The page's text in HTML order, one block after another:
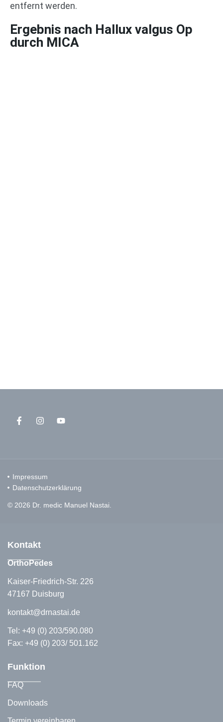
entfernt werden.
Ergebnis nach Hallux valgus Op
durch MICA
Impressum
Datenschutzerklärung
© 2026 Dr. medic Manuel Nastai.
Kontakt
OrthoPedes
Kaiser-Friedrich-Str. 226
47167 Duisburg
kontakt@drnastai.de
Tel: +49 (0) 203/590.080
Fax: +49 (0) 203/ 501.162
Funktion
FAQ
Downloads